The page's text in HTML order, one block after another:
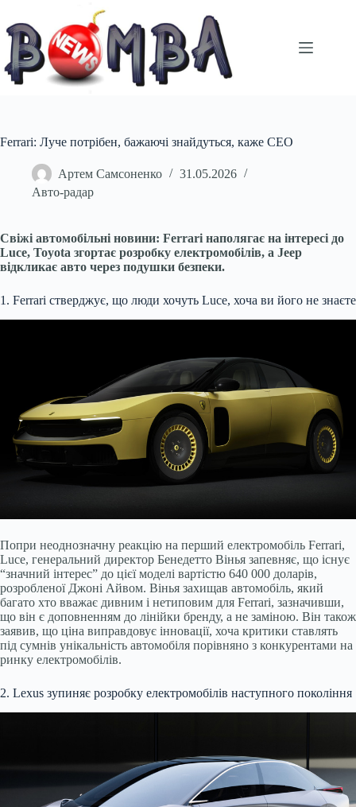
вмісту
Ferrari: Луче потрібен, бажаючі знайдуться, каже CEO
Артем Самсоненко
31.05.2026
Авто-радар
Свіжі автомобільні новини: Ferrari наполягає на інтересі до
Luce, Toyota згортає розробку електромобілів, а Jeep
відкликає авто через подушки безпеки.
1. Ferrari стверджує, що люди хочуть Luce, хоча ви його не знаєте
Попри неоднозначну реакцію на перший електромобіль Ferrari,
Luce, генеральний директор Бенедетто Вінья запевняє, що існує
“значний інтерес” до цієї моделі вартістю 640 000 доларів,
розробленої Джоні Айвом. Вінья захищав автомобіль, який
багато хто вважає дивним і нетиповим для Ferrari, зазначивши,
що він є доповненням до лінійки бренду, а не заміною. Він також
заявив, що ціна виправдовує інновації, хоча критики ставлять
під сумнів унікальність автомобіля порівняно з конкурентами на
ринку електромобілів.
2. Lexus зупиняє розробку електромобілів наступного покоління